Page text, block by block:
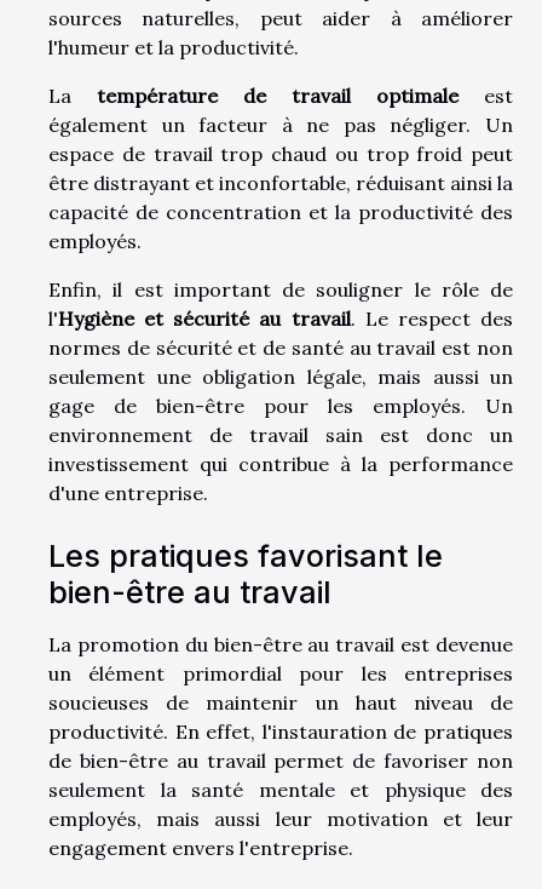
sources naturelles, peut aider à améliorer
l'humeur et la productivité.
La température de travail optimaleest
également un facteur à ne pas négliger. Un
espace de travail trop chaud ou trop froid peut
être distrayant et inconfortable, réduisant ainsi la
capacité de concentration et la productivité des
employés.
Enfin, il est important de souligner le rôle de
l'Hygiène et sécurité au travail. Le respect des
normes de sécurité et de santé au travail est non
seulement une obligation légale, mais aussi un
gage de bien-être pour les employés. Un
environnement de travail sain est donc un
investissement qui contribue à la performance
d'une entreprise.
Les pratiques favorisant le
bien-être au travail
La promotion du bien-être au travail est devenue
un élément primordial pour les entreprises
soucieuses de maintenir un haut niveau de
productivité. En effet, l'instauration de pratiques
de bien-être au travail permet de favoriser non
seulement la santé mentale et physique des
employés, mais aussi leur motivation et leur
engagement envers l'entreprise.